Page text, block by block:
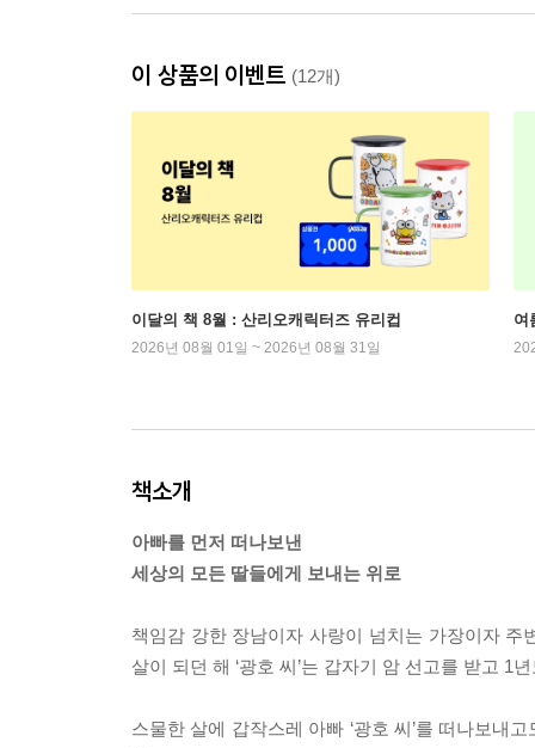
이 상품의 이벤트 (12개)
이달의 책 8월 : 산리오캐릭터즈 유리컵
2026년 08월 01일 ~ 2026년 08월 31일
여
책소개
아빠를 먼저 떠나보낸
세상의 모든 딸들에게 보내는 위로
책임감 강한 장남이자 사랑이 넘치는 가장이자 주
살이 되던 해 ‘광호 씨’는 갑자기 암 선고를 받고 1
스물한 살에 갑작스레 아빠 ‘광호 씨’를 떠나보내